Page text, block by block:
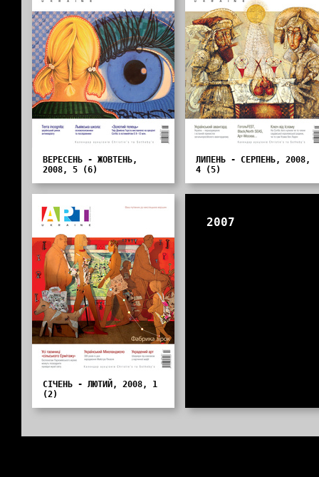
ВЕРЕСЕНЬ - ЖОВТЕНЬ,
2008, 5 (6)
ЛИПЕНЬ - СЕРПЕНЬ, 2008,
4 (5)
СІЧЕНЬ - ЛЮТИЙ, 2008, 1
(2)
2007